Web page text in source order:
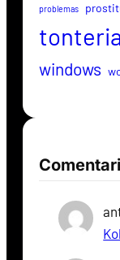
problemas
windows